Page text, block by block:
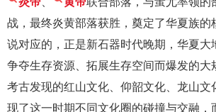
战，最终炎黄部落获胜，奠定了华夏族的
说对应的，正是新石器时代晚期，华夏大
争夺生存资源、拓展生存空间而爆发的大
考古发现的红山文化、仰韶文化、龙山文
现了这一时期不同文化圈的碰撞与交融，